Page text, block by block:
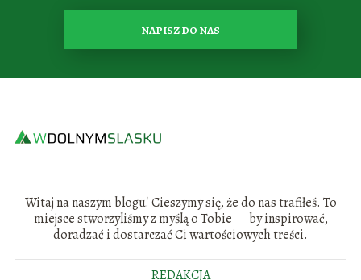
NAPISZ DO NAS
Witaj na naszym blogu! Cieszymy się, że do nas trafiłeś. To
miejsce stworzyliśmy z myślą o Tobie — by inspirować,
doradzać i dostarczać Ci wartościowych treści.
REDAKCJA